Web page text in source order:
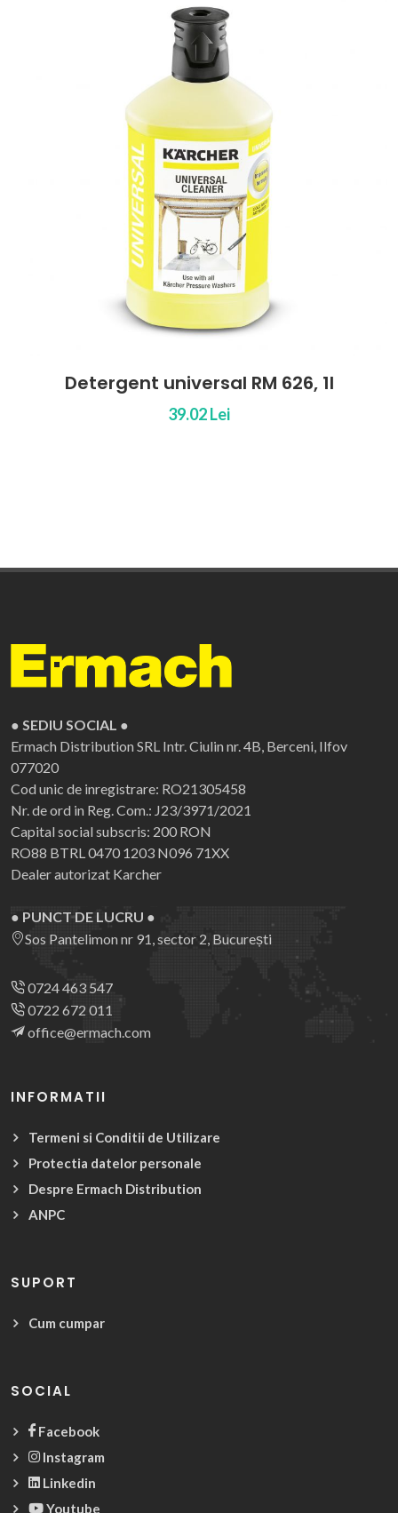
Detergent Plug 'n' Clean pentru piatra si
fatade, 1l
● SEDIU SOCIAL ●
Ermach Distribution SRL Intr. Ciulin nr. 4B, Berceni, Ilfov
077020
Cod unic de inregistrare: RO21305458
Nr. de ord in Reg. Com.: J23/3971/2021
Capital social subscris: 200 RON
RO88 BTRL 0470 1203 N096 71XX
Dealer autorizat Karcher
● PUNCT DE LUCRU ●
Sos Pantelimon nr 91, sector 2, București
0724 463 547
0722 672 011
office@ermach.com
INFORMATII
Termeni si Conditii de Utilizare
Protectia datelor personale
Despre Ermach Distribution
ANPC
SUPORT
Cum cumpar
SOCIAL
Facebook
Instagram
Linkedin
Youtube